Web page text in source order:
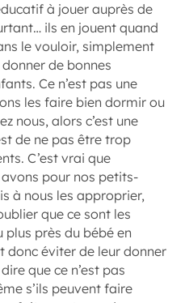
à jouer auprès de
ils en jouent quand
le vouloir, simplement
de bonnes
Ce n’est pas une
les faire bien dormir ou
nous, alors c’est une
de ne pas être trop
C’est vrai que
pour nos petits-
à nous les approprier,
que ce sont les
près du bébé en
donc éviter de leur donner
que ce n’est pas
s’ils peuvent faire